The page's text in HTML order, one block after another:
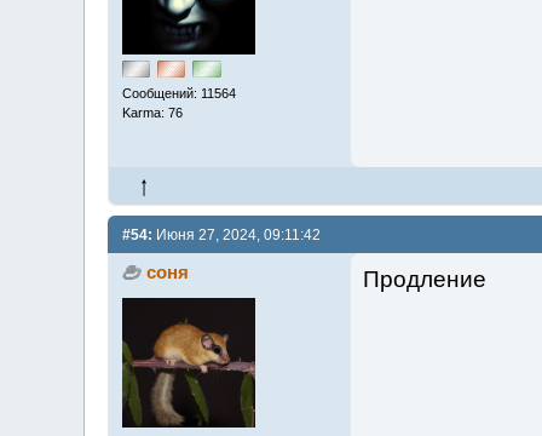
Сообщений: 11564
Karma: 76
#54: Июня 27, 2024, 09:11:42
соня Продление